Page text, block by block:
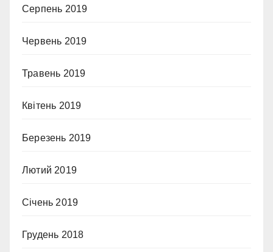
Серпень 2019
Червень 2019
Травень 2019
Квітень 2019
Березень 2019
Лютий 2019
Січень 2019
Грудень 2018